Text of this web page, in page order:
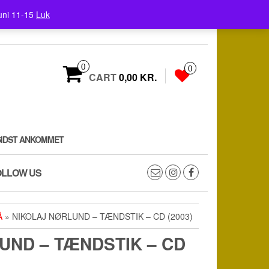
11-15 Luk
0
CART0,00 KR.
0
ANKOMMET
US
» NIKOLAJ NØRLUND ‎– TÆNDSTIK – CD (2003)
‎– TÆNDSTIK – CD